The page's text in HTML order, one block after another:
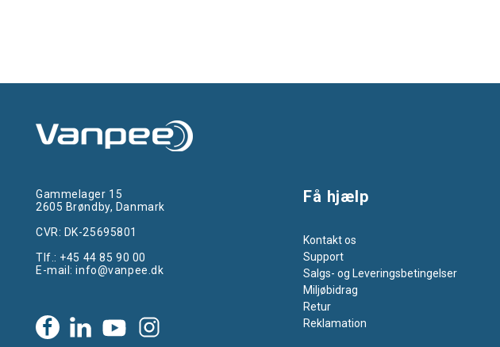
Gammelager 15
2605 Brøndby, Danmark
CVR: DK-25695801
Tlf.: +45 44 85 90 00
E-mail:info@vanpee.dk
Få hjælp
Kontakt os
Support
Salgs- og Leveringsbetingelser
Miljøbidrag
Retur
Reklamation